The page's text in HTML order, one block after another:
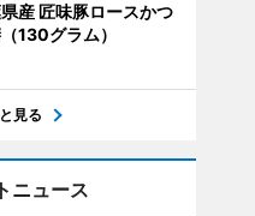
産 匠味豚ロースかつ
130グラム）
見る
ニュース